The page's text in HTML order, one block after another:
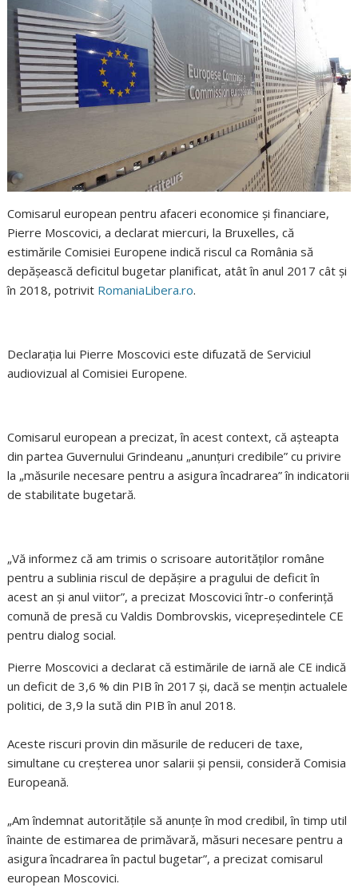
Comisarul european pentru afaceri economice şi financiare,
Pierre Moscovici, a declarat miercuri, la Bruxelles, că
estimările Comisiei Europene indică riscul ca România să
depăşească deficitul bugetar planificat, atât în anul 2017 cât şi
în 2018, potrivit RomaniaLibera.ro.
Declaraţia lui Pierre Moscovici este difuzată de Serviciul
audiovizual al Comisiei Europene.
Comisarul european a precizat, în acest context, că aşteapta
din partea Guvernului Grindeanu „anunţuri credibile” cu privire
la „măsurile necesare pentru a asigura încadrarea” în indicatorii
de stabilitate bugetară.
„Vă informez că am trimis o scrisoare autorităţilor române
pentru a sublinia riscul de depăşire a pragului de deficit în
acest an şi anul viitor”, a precizat Moscovici într-o conferinţă
comună de presă cu Valdis Dombrovskis, vicepreşedintele CE
pentru dialog social.
Pierre Moscovici a declarat că estimările de iarnă ale CE indică
un deficit de 3,6 % din PIB în 2017 şi, dacă se menţin actualele
politici, de 3,9 la sută din PIB în anul 2018.
Aceste riscuri provin din măsurile de reduceri de taxe,
simultane cu creşterea unor salarii şi pensii, consideră Comisia
Europeană.
„Am îndemnat autorităţile să anunţe în mod credibil, în timp util
înainte de estimarea de primăvară, măsuri necesare pentru a
asigura încadrarea în pactul bugetar”, a precizat comisarul
european Moscovici.